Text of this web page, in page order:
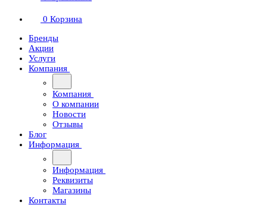
0 Корзина
Бренды
Акции
Услуги
Компания
Компания
О компании
Новости
Отзывы
Блог
Информация
Информация
Реквизиты
Магазины
Контакты